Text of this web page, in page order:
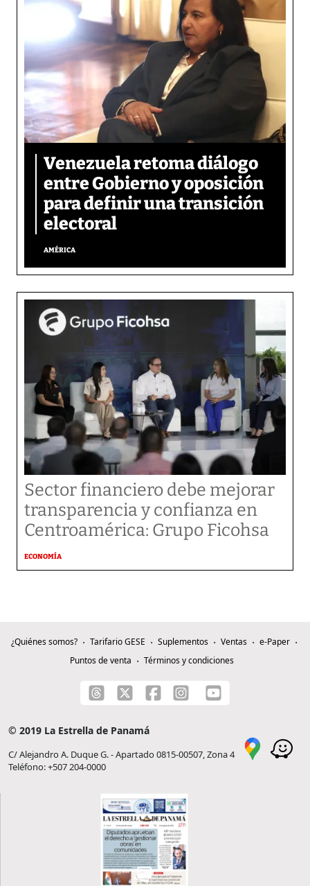
Venezuela retoma diálogo
entre Gobierno y oposición
para definir una transición
electoral
AMÉRICA
Sector financiero debe mejorar
transparencia y confianza en
Centroamérica: Grupo Ficohsa
ECONOMÍA
¿Quiénes somos? Tarifario GESE Suplementos Ventas
e-Paper
Puntos de venta
Términos y condiciones
© 2019 La Estrella de Panamá
C/ Alejandro A. Duque G. - Apartado 0815-00507, Zona 4
Teléfono: +507 204-0000